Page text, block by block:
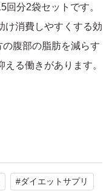
分2袋セットです。
け消費しやすくする効
腹部の脂肪を減らす
る働きがあります。
#ダイエットサプリ